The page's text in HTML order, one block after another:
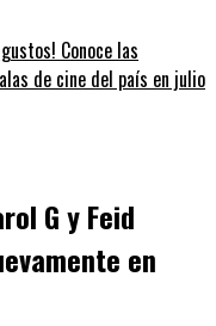
Conoce las
de cine del país en julio
G y Feid
en